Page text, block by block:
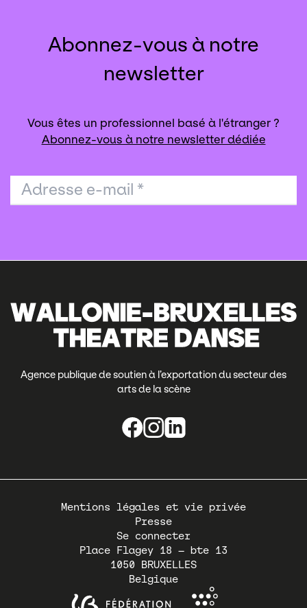
Abonnez-vous à notre
newsletter
Vous êtes un professionnel basé à l'étranger ?
Abonnez-vous à notre newsletter dédiée
Adresse e-mail *
Agence publique de soutien à l’exportation du secteur des
arts de la scène
Pied
Mentions légales et vie privée
Presse
Se connecter
Place Flagey 18 – bte 13
1050
BRUXELLES
Belgique